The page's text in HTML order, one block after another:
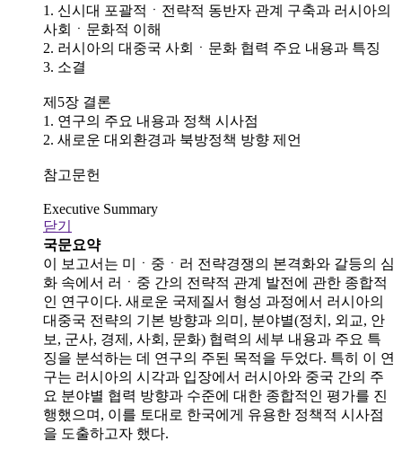
1. 신시대 포괄적ㆍ전략적 동반자 관계 구축과 러시아의
사회ㆍ문화적 이해
2. 러시아의 대중국 사회ㆍ문화 협력 주요 내용과 특징
3. 소결
제5장 결론
1. 연구의 주요 내용과 정책 시사점
2. 새로운 대외환경과 북방정책 방향 제언
참고문헌
Executive Summary
닫기
국문요약
이 보고서는 미ㆍ중ㆍ러 전략경쟁의 본격화와 갈등의 심
화 속에서 러ㆍ중 간의 전략적 관계 발전에 관한 종합적
인 연구이다. 새로운 국제질서 형성 과정에서 러시아의
대중국 전략의 기본 방향과 의미, 분야별(정치, 외교, 안
보, 군사, 경제, 사회, 문화) 협력의 세부 내용과 주요 특
징을 분석하는 데 연구의 주된 목적을 두었다. 특히 이 연
구는 러시아의 시각과 입장에서 러시아와 중국 간의 주
요 분야별 협력 방향과 수준에 대한 종합적인 평가를 진
행했으며, 이를 토대로 한국에게 유용한 정책적 시사점
을 도출하고자 했다.